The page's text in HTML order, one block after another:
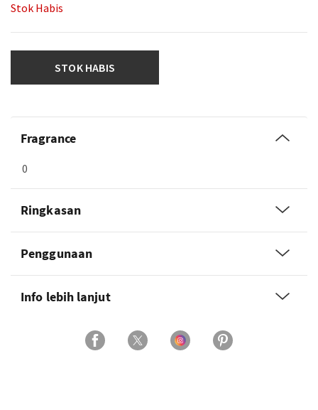
Stok Habis
STOK HABIS
Fragrance
0
Ringkasan
Penggunaan
Info lebih lanjut